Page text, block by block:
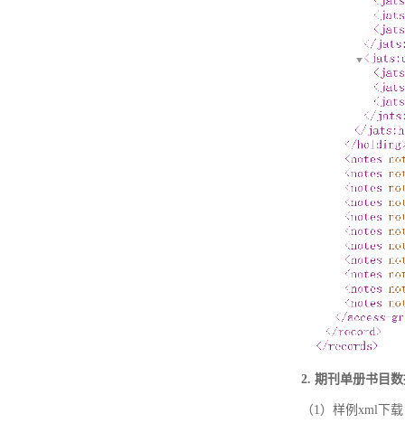
2. 期刊单册书目
（1）样例xml下载